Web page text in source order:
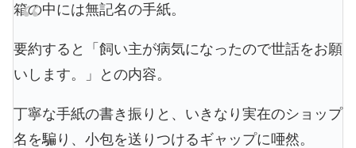
箱の中には無記名の手紙。
要約すると「飼い主が病気になったので世話をお願
いします。」との内容。
丁寧な手紙の書き振りと、いきなり実在のショップ
名を騙り、小包を送りつけるギャップに唖然。